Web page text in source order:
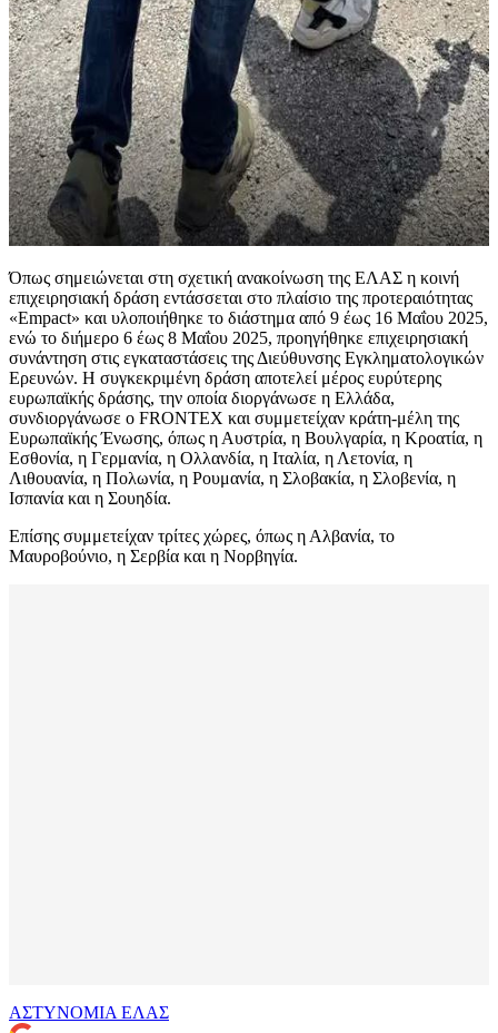
Όπως σημειώνεται στη σχετική ανακοίνωση της ΕΛΑΣ η κοινή
επιχειρησιακή δράση εντάσσεται στο πλαίσιο της προτεραιότητας
«Empact» και υλοποιήθηκε το διάστημα από 9 έως 16 Μαΐου 2025,
ενώ το διήμερο 6 έως 8 Μαΐου 2025, προηγήθηκε επιχειρησιακή
συνάντηση στις εγκαταστάσεις της Διεύθυνσης Εγκληματολογικών
Ερευνών. Η συγκεκριμένη δράση αποτελεί μέρος ευρύτερης
ευρωπαϊκής δράσης, την οποία διοργάνωσε η Ελλάδα,
συνδιοργάνωσε ο FRONTEX και συμμετείχαν κράτη-μέλη της
Ευρωπαϊκής Ένωσης, όπως η Αυστρία, η Βουλγαρία, η Κροατία, η
Εσθονία, η Γερμανία, η Ολλανδία, η Ιταλία, η Λετονία, η
Λιθουανία, η Πολωνία, η Ρουμανία, η Σλοβακία, η Σλοβενία, η
Ισπανία και η Σουηδία.
Επίσης συμμετείχαν τρίτες χώρες, όπως η Αλβανία, το
Μαυροβούνιο, η Σερβία και η Νορβηγία.
ΑΣΤΥΝΟΜΙΑ ΕΛΑΣ